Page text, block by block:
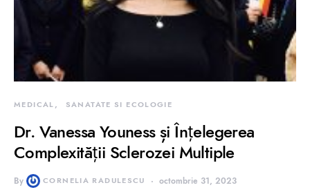
MEDICAL SANATATE SI ECOLOGIE
Dr. Vanessa Youness și Înțelegerea
Complexității Sclerozei Multiple
By CORNELIA RADULESCU octombrie 31, 2023